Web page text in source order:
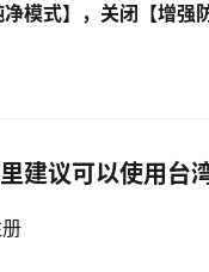
式】，关闭【增强防
建议可以使用台